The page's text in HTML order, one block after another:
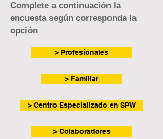
Complete a continuación la
encuesta según corresponda la
opción
> Profesionales
> Familiar
> Centro Especializado en SPW
> Colaboradores